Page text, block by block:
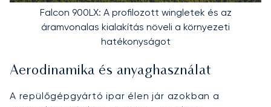
Falcon 900LX: A profilozott wingletek és az
áramvonalas kialakítás növeli a környezeti
hatékonyságot
Aerodinamika és anyaghasználat
A repülőgépgyártó ipar élen jár azokban a